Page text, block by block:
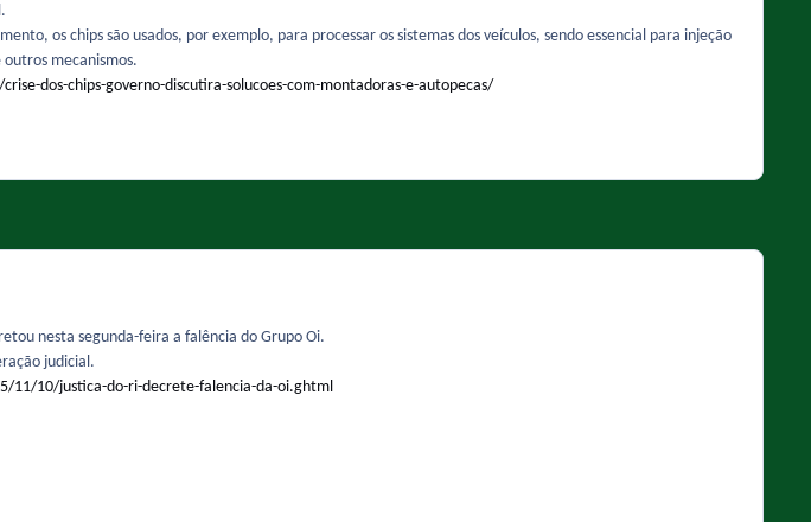
os chips são usados, por exemplo, para processar os sistemas dos veículos, sendo essencial para injeção
mecanismos.
dos-chips-governo-discutira-solucoes-com-montadoras-e-autopecas/
nesta segunda-feira a falência do Grupo Oi.
judicial.
11/10/justica-do-ri-decrete-falencia-da-oi.ghtml